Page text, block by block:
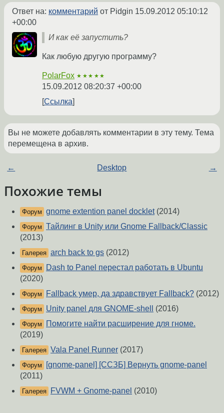
Ответ на: комментарий от Pidgin 15.09.2012 05:10:12
+00:00
И как её запустить?
Как любую другую программу?
PolarFox ★★★★★
15.09.2012 08:20:37 +00:00
Ссылка
Вы не можете добавлять комментарии в эту тему. Тема
перемещена в архив.
← Desktop →
Похожие темы
Форум gnome extention panel docklet(2014)
Форум Тайлинг в Unity или Gnome Fallback/Classic
(2013)
Галерея arch back to gs (2012)
Форум
Dash to Panel перестал работать в Ubuntu
(2020)
Форум Fallback умер, да здравствует Fallback? (2012)
Форум Unity panel для GNOME-shell (2016)
Форум
Помогите найти расширение для гноме.
(2019)
Галерея Vala Panel Runner (2017)
Форум
[gnome-panel] [ССЗБ] Вернуть gnome-panel
(2011)
Галерея FVWM + Gnome-panel (2010)